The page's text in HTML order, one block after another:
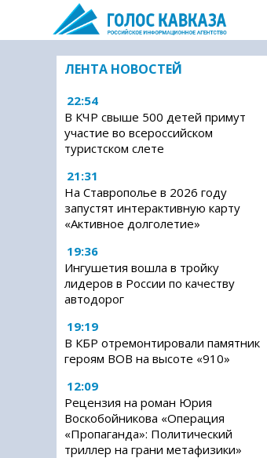
ЛЕНТА НОВОСТЕЙ
22:54
В КЧР свыше 500 детей примут
участие во всероссийском
туристском слете
21:31
На Ставрополье в 2026 году
запустят интерактивную карту
«Активное долголетие»
19:36
Ингушетия вошла в тройку
лидеров в России по качеству
автодорог
19:19
В КБР отремонтировали памятник
героям ВОВ на высоте «910»
12:09
Рецензия на роман Юрия
Воскобойникова «Операция
«Пропаганда»: Политический
триллер на грани метафизики»